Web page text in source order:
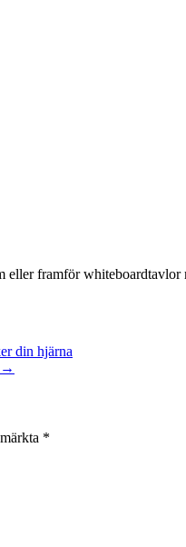
framför whiteboardtavlor
din hjärna
→
*